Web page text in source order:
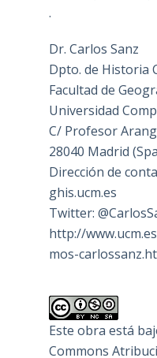
.
Dr. Carlos Sanz
Dpto. de Historia
Facultad de
Universidad
C/ Profesor
28040 Madrid
Dirección de
ghis.ucm.es
Twitter:
http://
mos-
Este obra está
Commons